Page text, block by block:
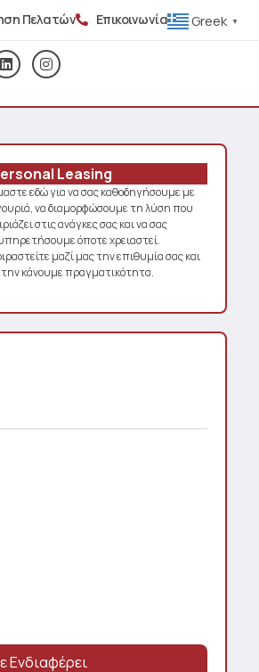
Πελατών Επικοινωνία Greek ▼
Leasing
εδώ για να σας καθοδηγήσουμε με
να διαμορφώσουμε τη λύση που
στις ανάγκες σας και να σας
όποτε χρειαστεί.
μαζί μας την επιθυμία σας και
κάνουμε πραγματικότητα.